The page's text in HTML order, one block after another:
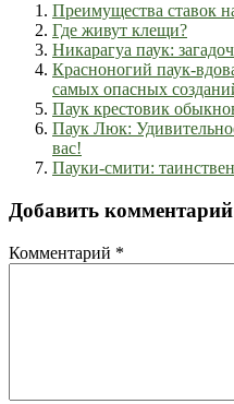
Преимущества ставок
Где живут клещи?
Никарагуа паук:
Красноногий паук-
самых опасных
Паук крестовик
Паук Люк:
вас!
Пауки-смити:
Добавить комментарий
Комментарий *